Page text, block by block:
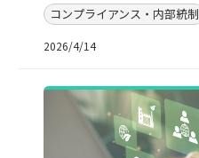
コンプライアンス・内部統制
2026/4/14